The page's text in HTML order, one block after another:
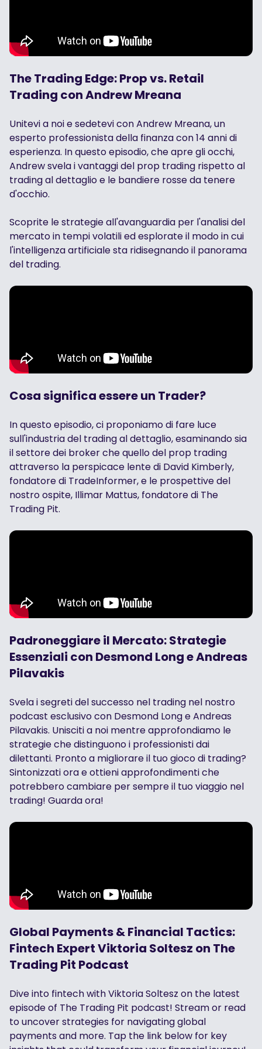
The Trading Edge: Prop vs. Retail
Trading con Andrew Mreana
Unitevi a noi e sedetevi con Andrew Mreana, un
esperto professionista della finanza con 14 anni di
esperienza. In questo episodio, che apre gli occhi,
Andrew svela i vantaggi del prop trading rispetto al
trading al dettaglio e le bandiere rosse da tenere
d'occhio.
Scoprite le strategie all'avanguardia per l'analisi del
mercato in tempi volatili ed esplorate il modo in cui
l'intelligenza artificiale sta ridisegnando il panorama
del trading.
Cosa significa essere un Trader?
In questo episodio, ci proponiamo di fare luce
sull'industria del trading al dettaglio, esaminando sia
il settore dei broker che quello del prop trading
attraverso la perspicace lente di David Kimberly,
fondatore di TradeInformer, e le prospettive del
nostro ospite, Illimar Mattus, fondatore di The
Trading Pit.
Padroneggiare il Mercato: Strategie
Essenziali con Desmond Long e Andreas
Pilavakis
Svela i segreti del successo nel trading nel nostro
podcast esclusivo con Desmond Long e Andreas
Pilavakis. Unisciti a noi mentre approfondiamo le
strategie che distinguono i professionisti dai
dilettanti. Pronto a migliorare il tuo gioco di trading?
Sintonizzati ora e ottieni approfondimenti che
potrebbero cambiare per sempre il tuo viaggio nel
trading! Guarda ora!
Global Payments & Financial Tactics:
Fintech Expert Viktoria Soltesz on The
Trading Pit Podcast
Dive into fintech with Viktoria Soltesz on the latest
episode of The Trading Pit podcast! Stream or read
to uncover strategies for navigating global
payments and more. Tap the link below for key